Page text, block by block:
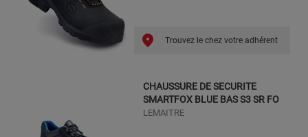
Trouvez le chez votre adhérent
CHAUSSURE DE SECURITE
SMARTFOX BLUE BAS S3 SR FO
LEMAITRE